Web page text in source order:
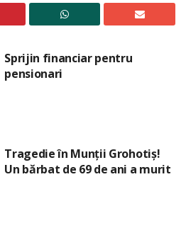
Sprijin financiar pentru
pensionari
Tragedie în Munții Grohotiș!
Un bărbat de 69 de ani a murit